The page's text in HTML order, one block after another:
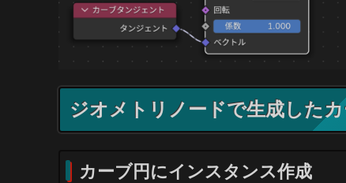
ジオメトリノードで生成した
カーブ円にインスタンス作成